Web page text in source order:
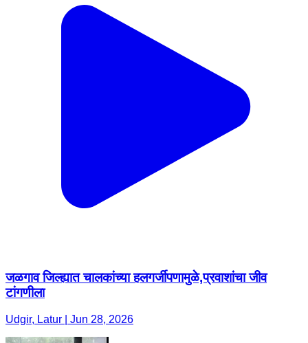
जळगाव जिल्ह्यात चालकांच्या हलगर्जीपणामुळे,प्रवाशांचा जीव
टांगणीला
Udgir, Latur | Jun 28, 2026